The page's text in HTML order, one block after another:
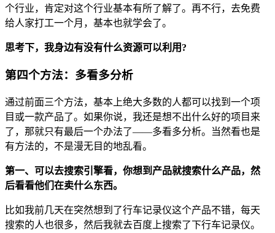
个行业，肯定对这个行业基本有所了解了。再不行，去免费
给人家打工一个月，基本也就学会了。
思考下，我身边有没有什么资源可以利用?
第四个方法：多看多分析
通过前面三个方法，基本上绝大多数的人都可以找到一个项
目或一款产品了。如果你说，我还是想不出什么好的项目来
了，那就只有最后一个办法了——多看多分析。当然看也是
有方法的，不是漫无目的地乱看。
第一、可以去搜索引擎看，你想到产品就搜索什么产品，然
后看看他们在卖什么东西。
比如我前几天在突然想到了行车记录仪这个产品不错，每天
搜索的人也很多，然后我就去百度上搜索了下行车记录仪。